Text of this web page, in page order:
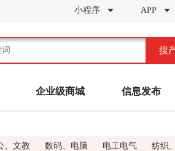
小程序  APP 
搜
企业级商城 信息发布
、文教 数码、电脑 电工电气 纺织